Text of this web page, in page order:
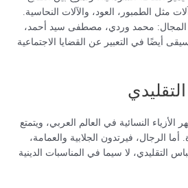
مثل الطمبور، العود، والآلات النحاسية.
المجال: محمد وردي، مصطفى سيد أحمد،
أيضًا في التعبير عن القضايا الاجتماعية
النسائية في العالم العربي، ويتمتع
الرجال، فيرتدون الجلابية والعمامة،
التقليدي، لا سيما في المناسبات الدينية